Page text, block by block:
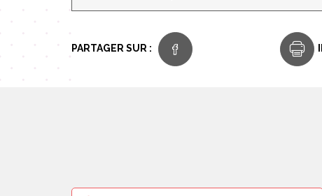
PARTAGER SUR :